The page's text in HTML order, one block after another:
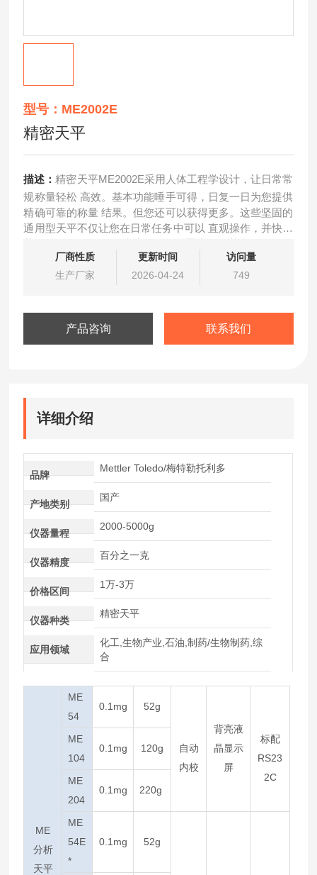
型号：ME2002E
精密天平
描述： 精密天平ME2002E采用人体工程学设计，让日常常
规称量轻松 高效。基本功能唾手可得，日复一日为您提供
精确可靠的称量 结果。但您还可以获得更多。这些坚固的
通用型天平不仅让您在日常任务中可以 直观操作，并快速
动一键就可以进行内部校准。
厂商性质
生产厂家
更新时间
2026-04-24
访问量
749
产品咨询 联系我们
详细介绍
品牌
Mettler Toledo/梅特勒托利多
产地类别
国产
仪器量程
2000-5000g
仪器精度
百分之一克
价格区间
1万-3万
仪器种类
精密天平
应用领域
化工,生物产业,石油,制药/生物制药,综
合
ME
分析
天平
ME
54
0.1mg 52g
自动
内校
背亮液
晶显示
屏
标配
RS23
2C
ME
104
0.1mg 120g
ME
204
0.1mg 220g
ME
54E
*
0.1mg 52g